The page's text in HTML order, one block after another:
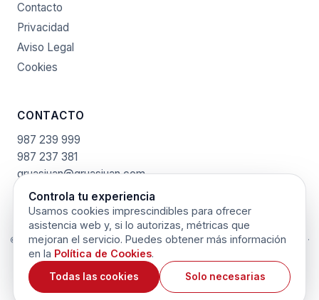
Contacto
Privacidad
Aviso Legal
Cookies
CONTACTO
987 239 999
987 237 381
gruasjuan@gruasjuan.com
C/. Los Palomares, S/N · 24009 - Villacedré · León
© 2026GRÚAS JUAN SL. Todos los derechos reservados. |Privacidad
·
Aviso Legal
❤por
Controla tu experiencia
Usamos cookies imprescindibles para ofrecer
asistencia web y, si lo autorizas, métricas que
mejoran el servicio. Puedes obtener más información
en la Política de Cookies.
Todas las cookies Solo necesarias